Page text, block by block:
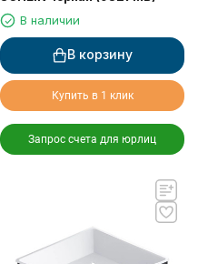
В наличии
В корзину
Купить в 1 клик
Запрос счета для юрлиц